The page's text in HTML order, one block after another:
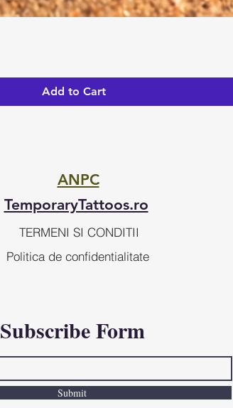
Add to Cart
ANPC
TemporaryTattoos.ro
TERMENI SI CONDITII
Politica de confidentialitate
Subscribe Form
Submit